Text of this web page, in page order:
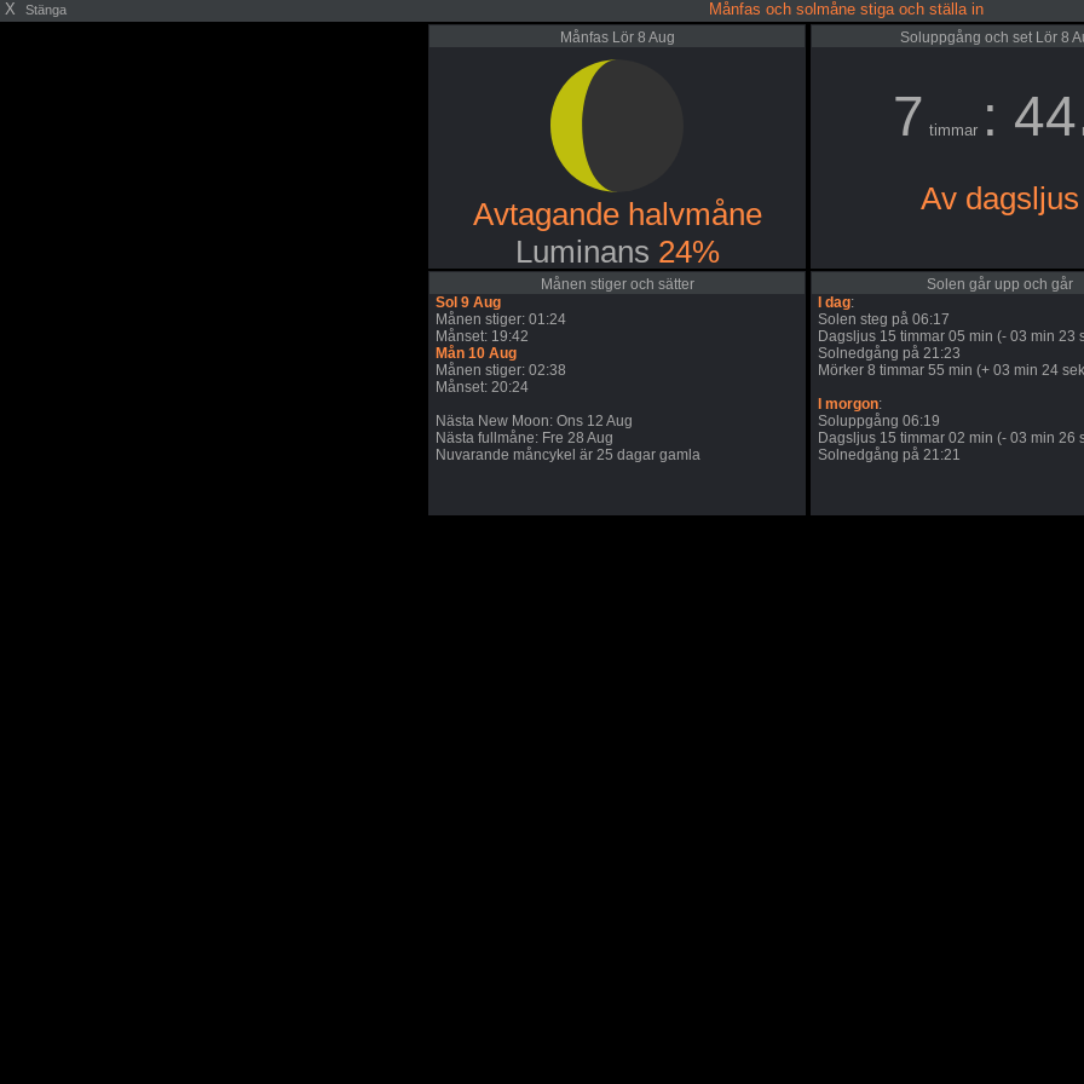
X Stänga Månfas och solmåne stiga och ställa in
Månfas Lör 8 Aug
Avtagande halvmåne
Luminans 24%
Soluppgång och set Lör 8
7 timmar : 44
Av dagsljus
Månen stiger och sätter
Sol 9 Aug
Månen stiger: 01:24
Månset: 19:42
Mån 10 Aug
Månen stiger: 02:38
Månset: 20:24
Nästa New Moon: Ons 12 Aug
Nästa fullmåne: Fre 28 Aug
Nuvarande måncykel är 25 dagar gamla
Solen går upp och går
I dag:
Solen steg på 06:17
Dagsljus 15 timmar 05 min (- 03 min 23
Solnedgång på 21:23
Mörker 8 timmar 55 min (+ 03 min 24
I morgon:
Soluppgång 06:19
Dagsljus 15 timmar 02 min (- 03 min 26
Solnedgång på 21:21